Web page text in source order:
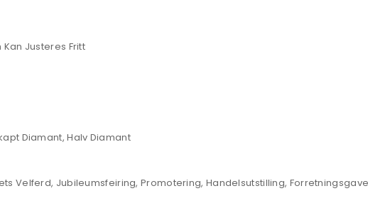
Justeres Fritt
Diamant, Halv Diamant
Velferd, Jubileumsfeiring, Promotering, Handelsutstilling,